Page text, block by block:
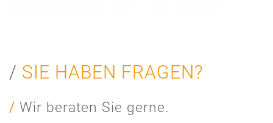
SIE HABEN FRAGEN?
Wir beraten Sie gerne.